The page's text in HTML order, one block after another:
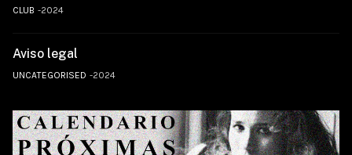
CLUB 2024
Aviso legal
UNCATEGORISED 2024